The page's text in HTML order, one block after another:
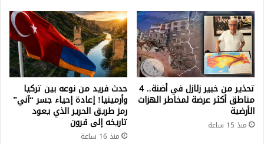
تحذير من خبير زلازل في أضنة.. 4
مناطق أكثر عرضة لمخاطر الهزات
الأرضية
منذ 15 ساعة
حدث فريد من نوعه بين تركيا
وأرمينيا! إعادة إحياء جسر “آني”
رمز طريق الحرير الذي يعود
تاريخه إلى قرون
منذ 16 ساعة